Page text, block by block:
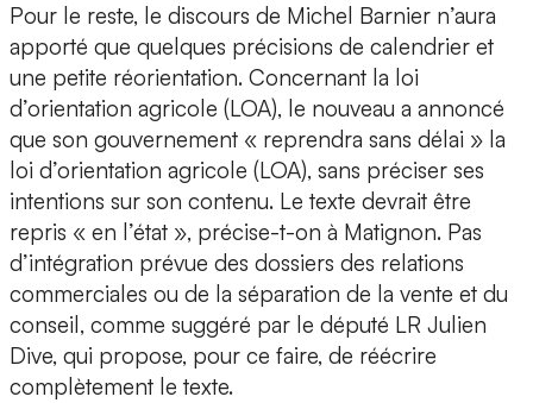
Pour le reste, le discours de Michel Barnier n’aura
apporté que quelques précisions de calendrier et
une petite réorientation. Concernant la loi
d’orientation agricole (LOA), le nouveau a annoncé
que son gouvernement « reprendra sans délai » la
loi d’orientation agricole (LOA), sans préciser ses
intentions sur son contenu. Le texte devrait être
repris « en l’état », précise-t-on à Matignon. Pas
d’intégration prévue des dossiers des relations
commerciales ou de la séparation de la vente et du
conseil, comme suggéré par le député LR Julien
Dive, qui propose, pour ce faire, de réécrire
complètement le texte.